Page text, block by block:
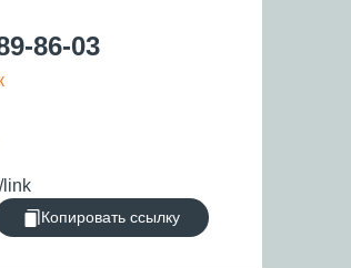
86-03
Копировать ссылку